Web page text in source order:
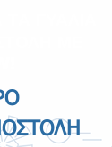
ΜΕ